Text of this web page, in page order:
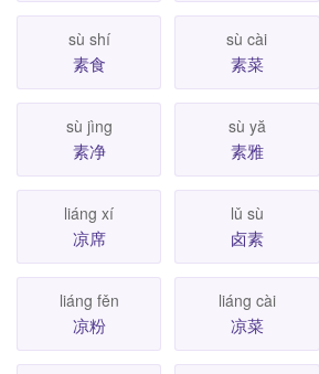
sù shí
素食
sù cài
素菜
sù jìng
素净
sù yă
素雅
liáng xí
凉席
lǔ sù
卤素
liáng fěn
凉粉
liáng cài
凉菜